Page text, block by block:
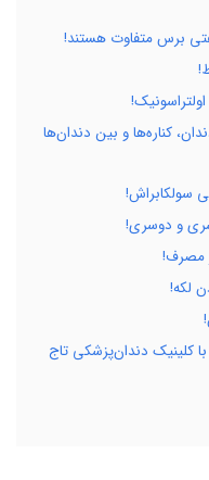
برس متفاوت هستند!
کناره‌ها و بین دندان‌ها
سولکابراش!
و دوسری!
مصرف!
لکه!
کلینیک دندان‌پزشکی تاج